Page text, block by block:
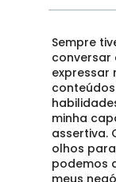
Sempre
conversar
expressar
minha
assertiva.
olhos
podemos